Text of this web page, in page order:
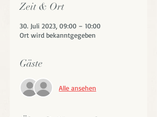
Zeit & Ort
30. Juli 2023, 09:00 – 10:00
Ort wird bekanntgegeben
Gäste
Alle ansehen